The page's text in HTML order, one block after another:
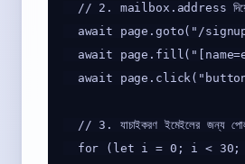
// 2. mailbox.address দিয়ে
await page.goto("/
await
await
// 3. যাচাইকরণ ইমেইলের জন্য
for (let i = 0; i < 30;